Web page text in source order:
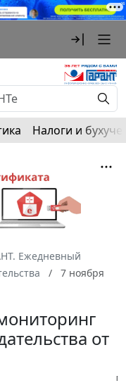
Налоги и
Ежедневный
7 ноября
от